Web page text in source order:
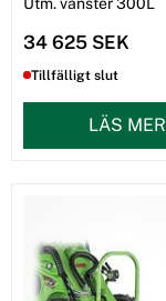
34 625 SEK
Tillfälligt slut
LÄS MER